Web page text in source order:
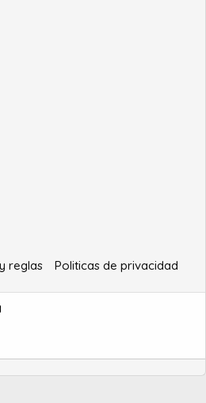
reglas
Politicas de privacidad